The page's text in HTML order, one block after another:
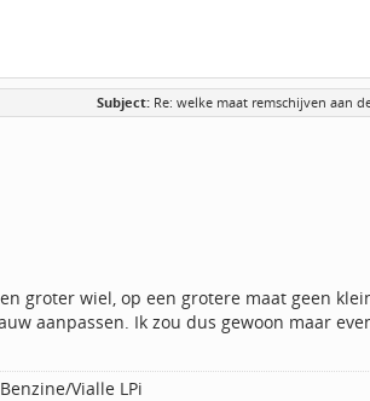
Subject: Re: welke maat remschijven aan
groter wiel, op een grotere maat geen
aanpassen. Ik zou dus gewoon maar
Vialle LPi